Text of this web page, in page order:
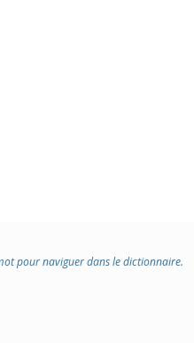
pour naviguer dans le dictionnaire.